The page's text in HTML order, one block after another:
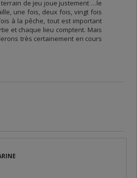
de jeu joue justement …le
une fois, deux fois, vingt fois
à la pêche, tout est important
et chaque lieu comptent. Mais
très certainement en cours